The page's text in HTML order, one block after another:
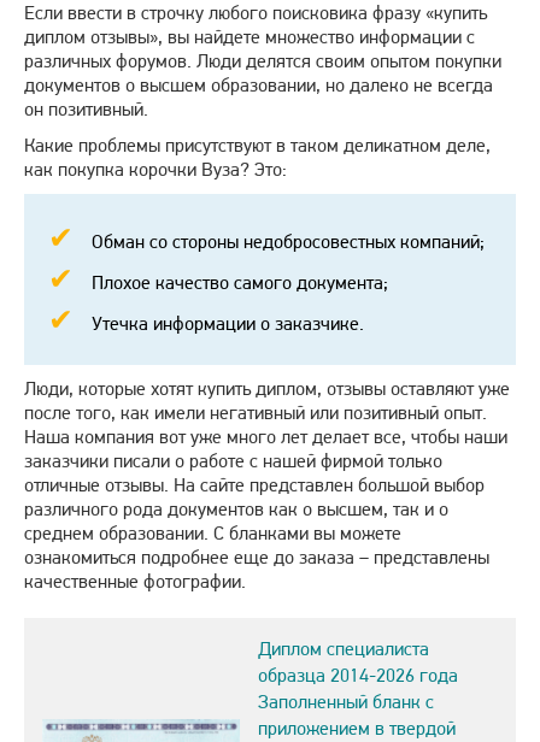
Если ввести в строчку любого поисковика фразу «купить
диплом отзывы», вы найдете множество информации с
различных форумов. Люди делятся своим опытом покупки
документов о высшем образовании, но далеко не всегда
он позитивный.
Какие проблемы присутствуют в таком деликатном деле,
как покупка корочки Вуза? Это:
Обман со стороны недобросовестных компаний;
Плохое качество самого документа;
Утечка информации о заказчике.
Люди, которые хотят купить диплом, отзывы оставляют уже
после того, как имели негативный или позитивный опыт.
Наша компания вот уже много лет делает все, чтобы наши
заказчики писали о работе с нашей фирмой только
отличные отзывы. На сайте представлен большой выбор
различного рода документов как о высшем, так и о
среднем образовании. С бланками вы можете
ознакомиться подробнее еще до заказа – представлены
качественные фотографии.
Диплом специалиста
образца 2014-2026 года
Заполненный бланк с
приложением в твердой